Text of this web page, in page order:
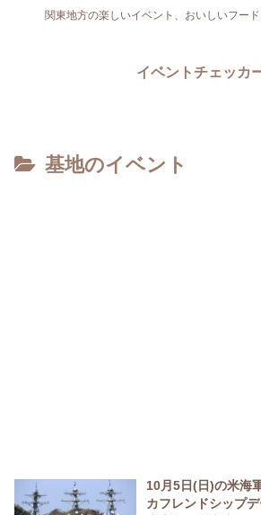
関東地方の楽しいイベント、おいしいフー
イベントチェッカ
基地のイベント
10月5日(日)の米海
カフレンドシップ